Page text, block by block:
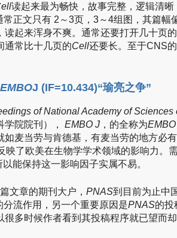
读起来最为畅快，故事完整，逻辑清
常正文只有 2～3页，3～4组图，其篇
读起来浑身不爽。通常还要打开几十页
通常比十几页的Cell还要长。至于CNS
EMBOJ (IF=10.434)“瑜亮之争”
of National Academy of Sciences
学院院刊）， EMBO J ，的全称为
如麦当劳与肯德基，有麦当劳的地方必
映了欧美在生物学学术领域的影响力。
以能保持这一影响因子实属不易。
文章的期刊大户， PNAS到目前为止中
流作用，另一个重要原因是PNAS的投
很多时候作者看到其投稿程序就已望而